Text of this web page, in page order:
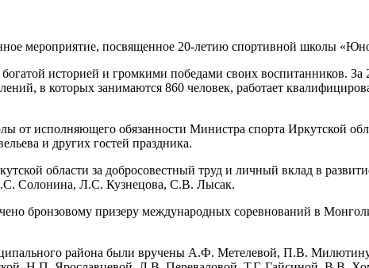
мероприятие, посвященное 20-летию спортивной школы
историей и громкими победами своих воспитанников. За
в которых занимаются 860 человек, работает
от исполняющего обязанности Министра спорта Иркутской
и других гостей праздника.
области за добросовестный труд и личный вклад в
Солонина, Л.С. Кузнецова, С.В. Лысак.
бронзовому призеру международных соревнований в
района были вручены А.Ф. Метелевой, П.В.